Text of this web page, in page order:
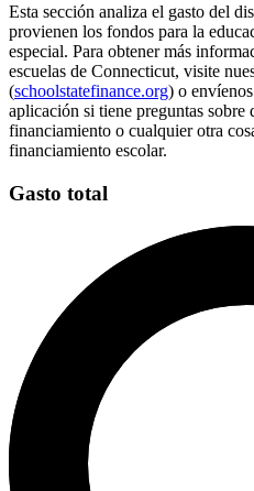
Esta sección analiza el gasto del
provienen los fondos para la
especial. Para obtener más
escuelas de Connecticut, visite
(schoolstatefinance.org) o
aplicación si tiene preguntas sobre
financiamiento o cualquier otra
financiamiento escolar.
Gasto total